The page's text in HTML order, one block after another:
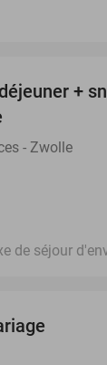
+
- Zwolle
de séjour